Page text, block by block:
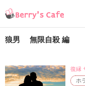
狼男 無限自殺 編
ホ
復縁